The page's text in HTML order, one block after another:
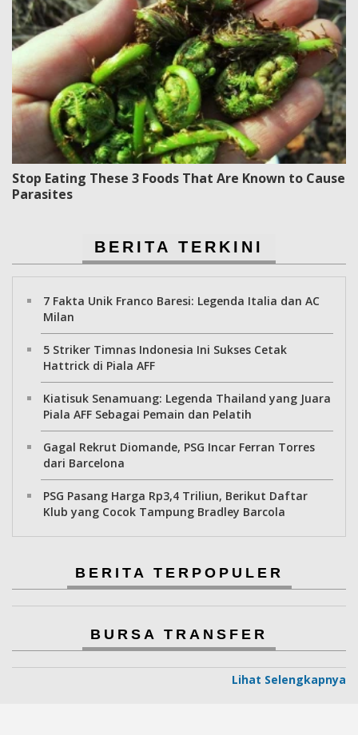
Stop Eating These 3 Foods That Are Known to Cause
Parasites
BERITA TERKINI
7 Fakta Unik Franco Baresi: Legenda Italia dan AC
Milan
5 Striker Timnas Indonesia Ini Sukses Cetak
Hattrick di Piala AFF
Kiatisuk Senamuang: Legenda Thailand yang Juara
Piala AFF Sebagai Pemain dan Pelatih
Gagal Rekrut Diomande, PSG Incar Ferran Torres
dari Barcelona
PSG Pasang Harga Rp3,4 Triliun, Berikut Daftar
Klub yang Cocok Tampung Bradley Barcola
BERITA TERPOPULER
BURSA TRANSFER
Lihat Selengkapnya